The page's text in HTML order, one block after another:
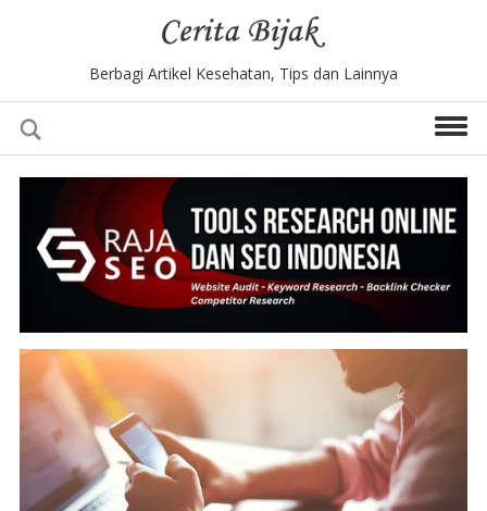
Berbagi Artikel Kesehatan, Tips dan Lainnya